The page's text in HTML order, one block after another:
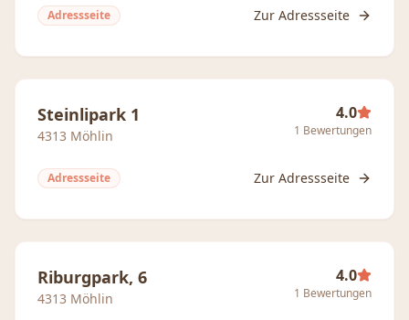
Adressseite Zur Adressseite
Steinlipark 1
4313 Möhlin
4.0
1 Bewertungen
Adressseite Zur Adressseite
Riburgpark, 6
4313 Möhlin
4.0
1 Bewertungen